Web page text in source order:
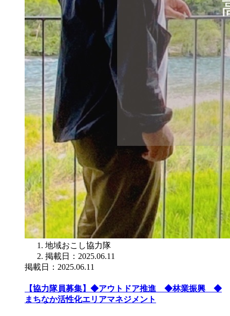
地域おこし協力隊
掲載日：2025.06.11
掲載日：2025.06.11
【協力隊員募集】◆アウトドア推進 ◆林業振興 ◆
まちなか活性化エリアマネジメント